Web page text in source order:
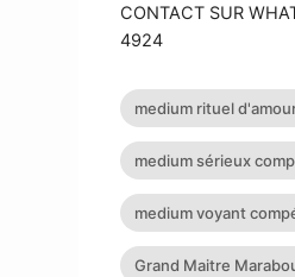
CONTACT SUR
4924
medium rituel
medium sérieux
medium voyant
Grand Maitre